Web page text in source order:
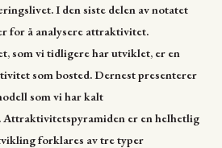
I den siste delen av notatet
for å analysere attraktivitet.
som vi tidligere har utviklet, er en
som bosted. Dernest presenterer
som vi har kalt
er en helhetlig
forklares av tre typer